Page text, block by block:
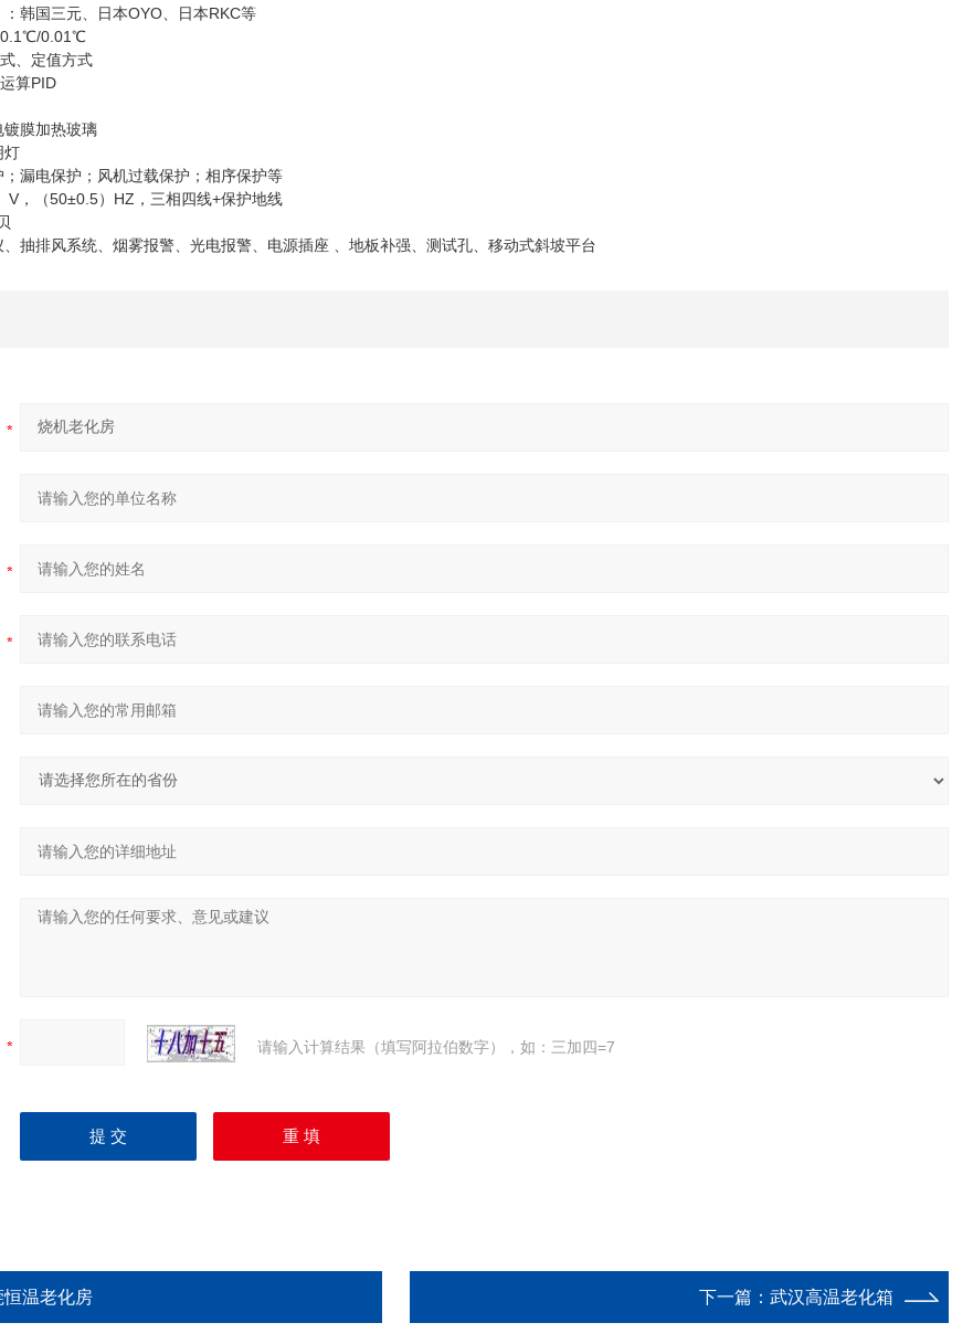
韩国三元、日本OYO、日本RKC等
0.1℃/0.01℃
、定值方式
算PID
膜加热玻璃
灯
漏电保护；风机过载保护；相序保护等
V，（50±0.5）HZ，三相四线+保护地线
抽排风系统、烟雾报警、光电报警、电源插座 、地板补强、测试孔、移动式斜坡平台
请输入计算结果（填写阿拉伯数字），如：三加四=7
恒温老化房 下一篇： 武汉高温老化箱